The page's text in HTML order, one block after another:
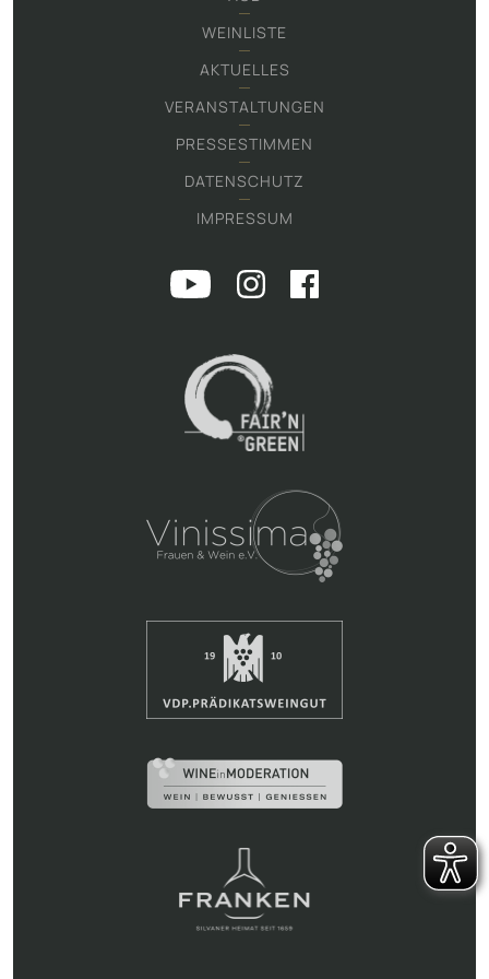
WEINLISTE
AKTUELLES
VERANSTALTUNGEN
PRESSESTIMMEN
DATENSCHUTZ
IMPRESSUM